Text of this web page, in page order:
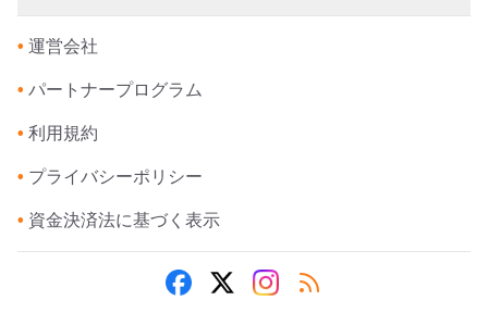
• 運営会社
• パートナープログラム
• 利用規約
• プライバシーポリシー
• 資金決済法に基づく表示